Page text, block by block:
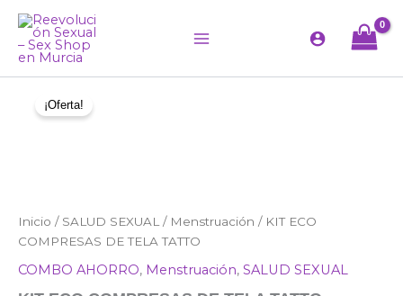
contenido
¡Oferta!
Inicio / SALUD SEXUAL/ Menstruación / KIT ECO
COMPRESAS DE TELA TATTO
COMBO AHORRO, Menstruación, SALUD SEXUAL
El
precio
original
El
actual
KIT
ECO
DE
TELA